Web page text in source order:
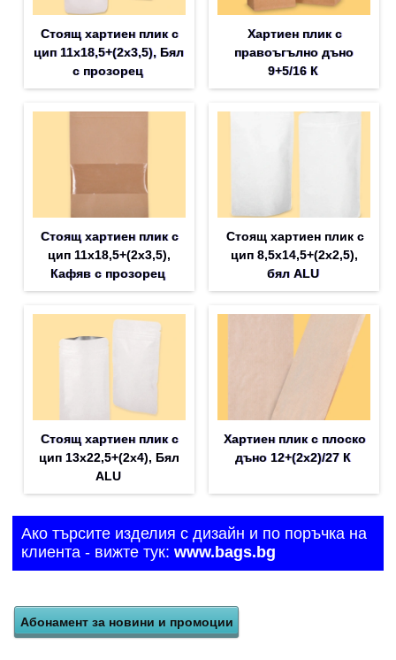
Стоящ хартиен плик с
цип 11х18,5+(2х3,5), Бял
с прозорец
Хартиен плик с
правоъгълно дъно
9+5/16 К
Стоящ хартиен плик с
цип 11х18,5+(2х3,5),
Кафяв с прозорец
Стоящ хартиен плик с
цип 8,5х14,5+(2х2,5),
бял ALU
Стоящ хартиен плик с
цип 13х22,5+(2х4), Бял
ALU
Хартиен плик с плоско
дъно 12+(2х2)/27 К
Ако търсите изделия с дизайн и по поръчка на
клиента - вижте тук: www.bags.bg